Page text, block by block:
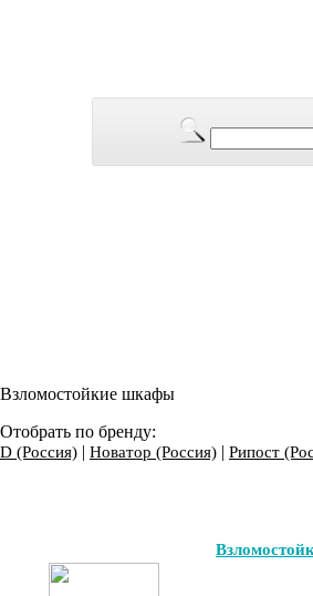
Взломостойкие шкафы
Отобрать по бренду:
D (Россия) | Новатор (Россия) | Рипост